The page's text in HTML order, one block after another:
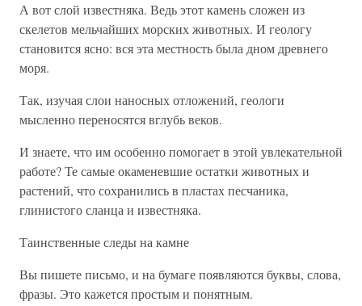
А вот слой известняка. Ведь этот камень сложен из
скелетов мельчайших морских животных. И геологу
становится ясно: вся эта местность была дном древнего
моря.
Так, изучая слои наносных отложений, геологи
мысленно переносятся вглубь веков.
И знаете, что им особенно помогает в этой увлекательной
работе? Те самые окаменевшие остатки животных и
растений, что сохранились в пластах песчаника,
глинистого сланца и известняка.
Таинственные следы на камне
Вы пишете письмо, и на бумаге появляются буквы, слова,
фразы. Это кажется простым и понятным.